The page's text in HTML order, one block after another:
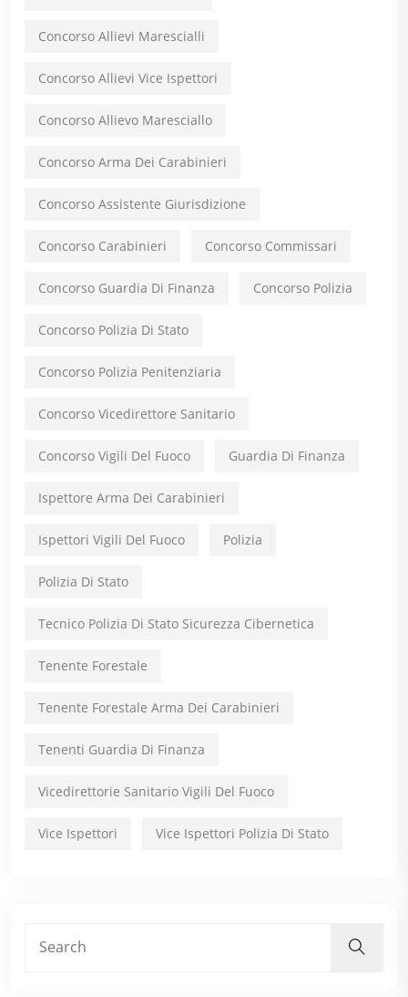
Concorso Allievi Marescialli
Concorso Allievi Vice Ispettori
Concorso Allievo Maresciallo
Concorso Arma Dei Carabinieri
Concorso Assistente Giurisdizione
Concorso Carabinieri Concorso Commissari
Concorso Guardia Di Finanza Concorso Polizia
Concorso Polizia Di Stato
Concorso Polizia Penitenziaria
Concorso Vicedirettore Sanitario
Concorso Vigili Del Fuoco Guardia Di Finanza
Ispettore Arma Dei Carabinieri
Ispettori Vigili Del Fuoco Polizia
Polizia Di Stato
Tecnico Polizia Di Stato Sicurezza Cibernetica
Tenente Forestale
Tenente Forestale Arma Dei Carabinieri
Tenenti Guardia Di Finanza
Vicedirettorie Sanitario Vigili Del Fuoco
Vice Ispettori Vice Ispettori Polizia Di Stato